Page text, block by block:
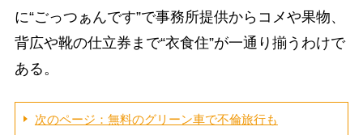
に“ごっつぁんです”で事務所提供からコメや果物、
背広や靴の仕立券まで“衣食住”が一通り揃うわけで
ある。
次のページ：無料のグリーン車で不倫旅行も